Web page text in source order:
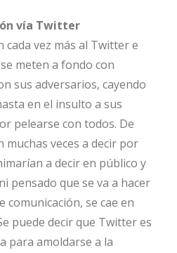
vía Twitter
cada vez más al Twitter e
meten a fondo con
sus adversarios, cayendo
en el insulto a sus
pelearse con todos. De
muchas veces a decir por
a decir en público y
pensado que se va a hacer
comunicación, se cae en
puede decir que Twitter es
para amoldarse a la